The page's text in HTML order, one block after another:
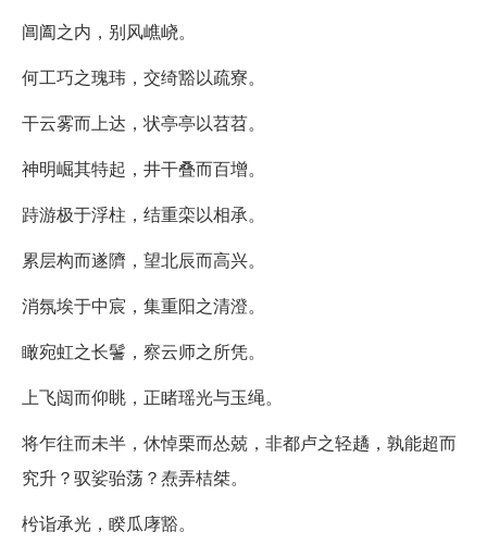
阊阖之内，别风嶕峣。
何工巧之瑰玮，交绮豁以疏寮。
干云雾而上达，状亭亭以苕苕。
神明崛其特起，井干叠而百增。
跱游极于浮柱，结重栾以相承。
累层构而遂隮，望北辰而高兴。
消氛埃于中宸，集重阳之清澄。
瞰宛虹之长鬐，察云师之所凭。
上飞闼而仰眺，正睹瑶光与玉绳。
将乍往而未半，休悼栗而怂兢，非都卢之轻趫，孰能超而
究升？驭娑骀荡？焘弄桔桀。
枍诣承光，睽瓜庨豁。